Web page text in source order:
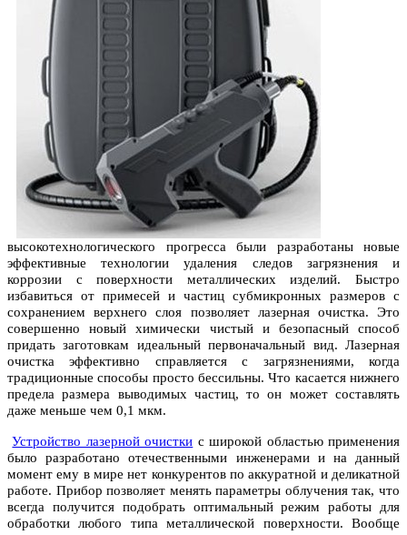
высокотехнологического прогресса были разработаны новые
эффективные технологии удаления следов загрязнения и
коррозии с поверхности металлических изделий. Быстро
избавиться от примесей и частиц субмикронных размеров с
сохранением верхнего слоя позволяет лазерная очистка. Это
совершенно новый химически чистый и безопасный способ
придать заготовкам идеальный первоначальный вид. Лазерная
очистка эффективно справляется с загрязнениями, когда
традиционные способы просто бессильны. Что касается нижнего
предела размера выводимых частиц, то он может составлять
даже меньше чем 0,1 мкм.
Устройство лазерной очистки с широкой областью применения
было разработано отечественными инженерами и на данный
момент ему в мире нет конкурентов по аккуратной и деликатной
работе. Прибор позволяет менять параметры облучения так, что
всегда получится подобрать оптимальный режим работы для
обработки любого типа металлической поверхности. Вообще